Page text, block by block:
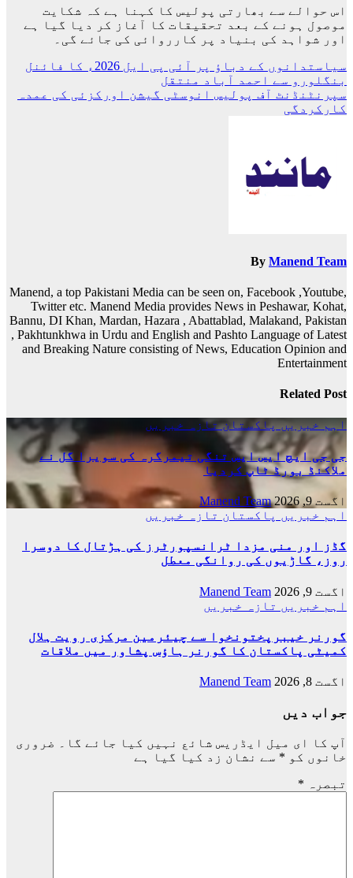
اس حوالے سے بھارتی پولیس کا کہنا ہے کہ شکایت
موصول ہونے کے بعد تحقیقات کا آغاز کر دیا گیا ہے
اور شواہد کی بنیاد پر کارروائی کی جائے گی۔
پوسٹوں
کی
نیویگیشن
سیاستدانوں کے دباؤ پر آئی پی ایل 2026ء کا فائنل
بنگلورو سے احمد آباد منتقل
سپرنٹنڈنٹ آف پولیس انوسٹی گیشن اورکزئی کی عمدہ
کارکردگی
By Manend Team
Manend, a top Pakistani Media can be seen on, Facebook ,Youtube,
Twitter etc. Manend Media provides News in Peshawar, Kohat,
Bannu, DI Khan, Mardan, Hazara , Abattablad, Malakand, Pakistan
, Pakhtunkhwa in Urdu and English and Pashto Language of Latest
and Breaking Nature consisting of News, Education Opinion and
Entertainment
Related Post
اہم خبریںپاکستانتازہ خبریں
جی جی ایچ ایس ایس تنگی تیمرگرہ کی سویرا گل نے
ملاکنڈ بورڈ ٹاپ کردیا
اگست 9, 2026
Manend Team
اہم خبریں پاکستان تازہ خبریں
گڈز اور منی مزدا ٹرانسپورٹرز کی ہڑتال کا دوسرا
روز، گاڑیوں کی روانگی معطل
اگست 9, 2026
Manend Team
اہم خبریں تازہ خبریں
گورنر خیبرپختونخوا سے چیئرمین مرکزی رویت ہلال
کمیٹی پاکستان کا گورنر ہاؤس پشاور میں ملاقات
اگست 8, 2026 Manend Team
جواب دیں
آپ کا ای میل ایڈریس شائع نہیں کیا جائے گا۔
ضروری
خانوں کو * سے نشان زد کیا گیا ہے
تبصرہ *